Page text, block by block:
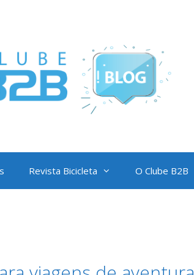
Revista Bicicleta O Clube B2B